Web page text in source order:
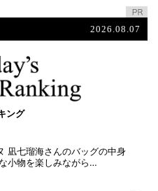
2026.08.07
ング
凪七瑠海さんのバッグの中身
小物を楽しみながら…